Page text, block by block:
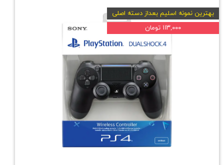
بهترین نمونه اسلیم بعداز دسته اصلی
۱۱۳,۰۰۰ تومان